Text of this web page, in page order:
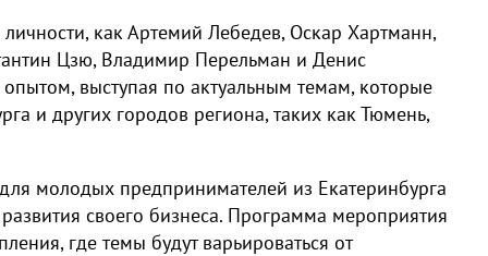
как Артемий Лебедев, Оскар Хартманн,
Цзю, Владимир Перельман и Денис
выступая по актуальным темам, которые
и других городов региона, таких как Тюмень,
молодых предпринимателей из Екатеринбурга
своего бизнеса. Программа мероприятия
где темы будут варьироваться от